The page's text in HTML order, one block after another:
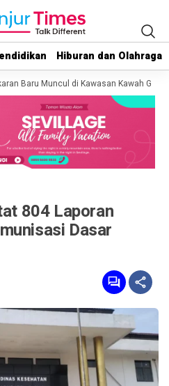
Hiburan dan Olahraga
Hiburan dan Olahraga
Baru Muncul di Kawasan Kawah
804 Laporan
Dasar